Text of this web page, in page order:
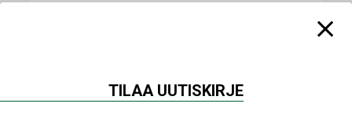
Vesi- ja viemärimitoittaminen on
jämähtänyt ajassa paikalleen
TILAA UUTISKIRJE